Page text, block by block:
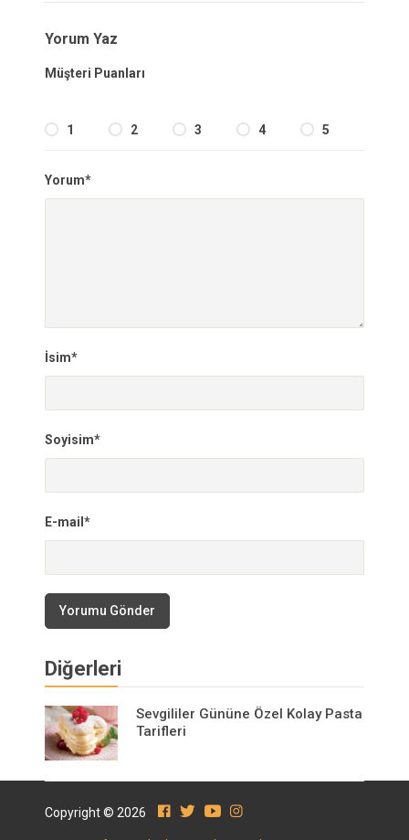
Yorum Yaz
Müşteri Puanları
1 2 3 4 5
Yorum*
İsim*
Soyisim*
E-mail*
Yorumu Gönder
Diğerleri
Sevgililer Gününe Özel Kolay Pasta
Tarifleri
Copyright © 2026